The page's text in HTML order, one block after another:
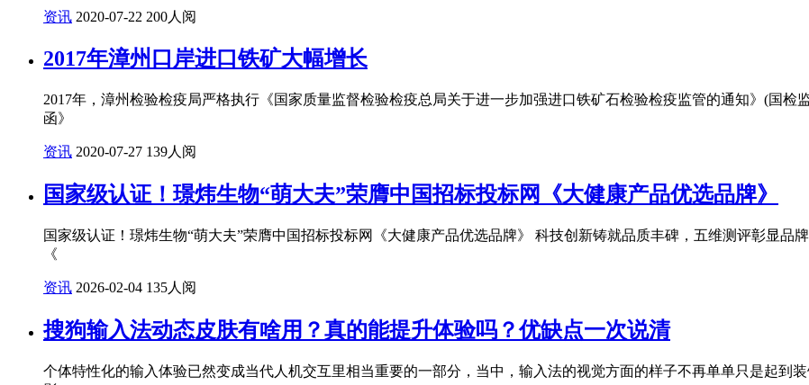
资讯 2020-07-22 200人阅
2017年漳州口岸进口铁矿大幅增长
2017年，漳州检验检疫局严格执行《国家质量监督检验检疫总局关于进一步加强进口铁矿石检验检疫监管的通知》(国检
函》
资讯 2020-07-27 139人阅
国家级认证！璟炜生物“萌大夫”荣膺中国招标投标网《大健康产品优选品牌》
国家级认证！璟炜生物“萌大夫”荣膺中国招标投标网《大健康产品优选品牌》 科技创新铸就品质丰碑，五维测评彰显品
《
资讯 2026-02-04 135人阅
搜狗输入法动态皮肤有啥用？真的能提升体验吗？优缺点一次说清
个体特性化的输入体验已然变成当代人机交互里相当重要的一部分，当中，输入法的视觉方面的样子不再单单只是起到